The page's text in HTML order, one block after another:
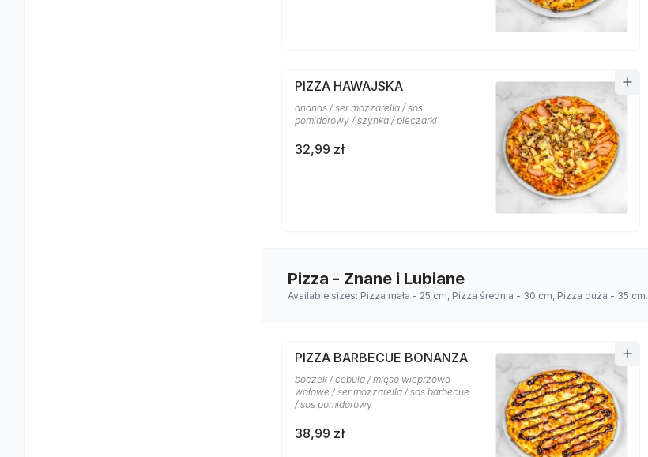
PIZZA HAWAJSKA
ananas / ser mozzarella / sos
pomidorowy / szynka / pieczarki
32,99 zł
Pizza - Znane i Lubiane
Available sizes: Pizza mała - 25 cm, Pizza średnia - 30 cm, Pizza duża - 35 cm.
PIZZA BARBECUE BONANZA
boczek / cebula / mięso wieprzowo-
wołowe / ser mozzarella / sos barbecue
/ sos pomidorowy
38,99 zł